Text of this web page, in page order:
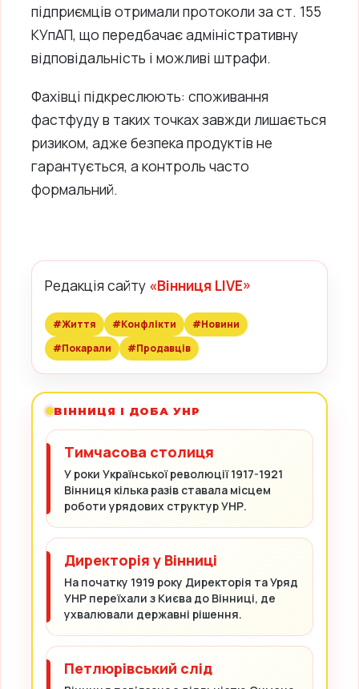
підприємців отримали протоколи за ст. 155
КУпАП, що передбачає адміністративну
відповідальність і можливі штрафи.
Фахівці підкреслюють: споживання
фастфуду в таких точках завжди лишається
ризиком, адже безпека продуктів не
гарантується, а контроль часто
формальний.
Редакція сайту «Вінниця LIVE»
#Життя #Конфлікти
#Новини
#Покарали
#Продавців
ВІННИЦЯ І ДОБА УНР
Тимчасова столиця
У роки Української революції 1917-1921
Вінниця кілька разів ставала місцем
роботи урядових структур УНР.
Директорія у Вінниці
На початку 1919 року Директорія та Уряд
УНР переїхали з Києва до Вінниці, де
ухвалювали державні рішення.
Петлюрівський слід